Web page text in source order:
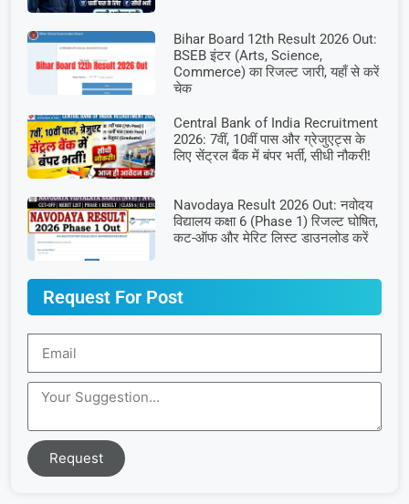
Bihar Board 12th Result 2026 Out:
BSEB इंटर (Arts, Science,
Commerce) का रिजल्ट जारी, यहाँ से करें
चेक
Central Bank of India Recruitment
2026: 7वीं, 10वीं पास और ग्रेजुएट्स के
लिए सेंट्रल बैंक में बंपर भर्ती, सीधी नौकरी!
Navodaya Result 2026 Out: नवोदय
विद्यालय कक्षा 6 (Phase 1) रिजल्ट घोषित,
कट-ऑफ और मेरिट लिस्ट डाउनलोड करें
Request For Post
Request